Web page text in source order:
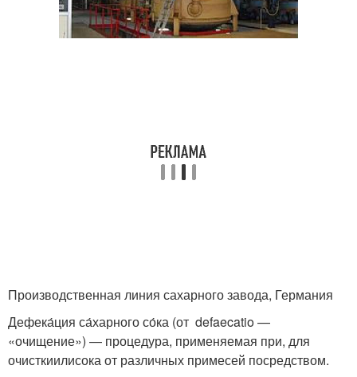
Производственная линия сахарного завода, Германия
Дефека́ция са́харного со́ка (от defaecatio —
«очищение») — процедура, применяемая при, для
очисткиилисока от различных примесей посредством.